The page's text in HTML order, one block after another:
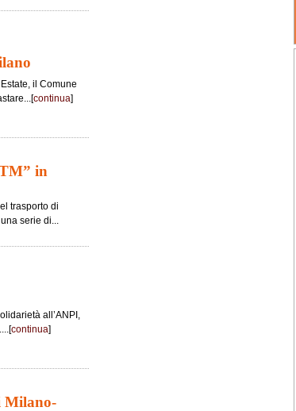
il Comune
continua]
in
trasporto di
serie di...
all’ANPI,
continua]
Milano-